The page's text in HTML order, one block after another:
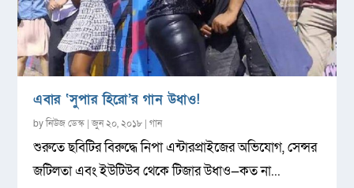
এবার ‘সুপার হিরো’র গান উধাও!
byনিউজ ডেস্ক |জুন ২০, ২০১৮ |গান
শুরুতে ছবিটির বিরুদ্ধে নিপা এন্টারপ্রাইজের অভিযোগ, সেন্সর
জটিলতা এবং ইউটিউব থেকে টিজার উধাও—কত না...